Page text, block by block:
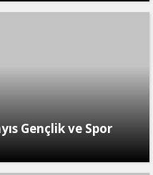
Gençlik ve Spor